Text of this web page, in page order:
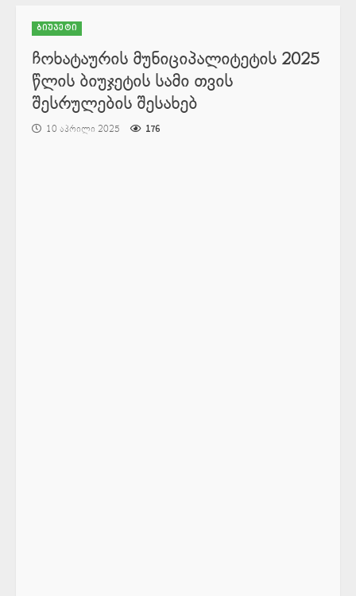
ბიუჯეტი
ჩოხატაურის მუნიციპალიტეტის 2025
წლის ბიუჯეტის სამი თვის
შესრულების შესახებ
10 აპრილი 2025 176